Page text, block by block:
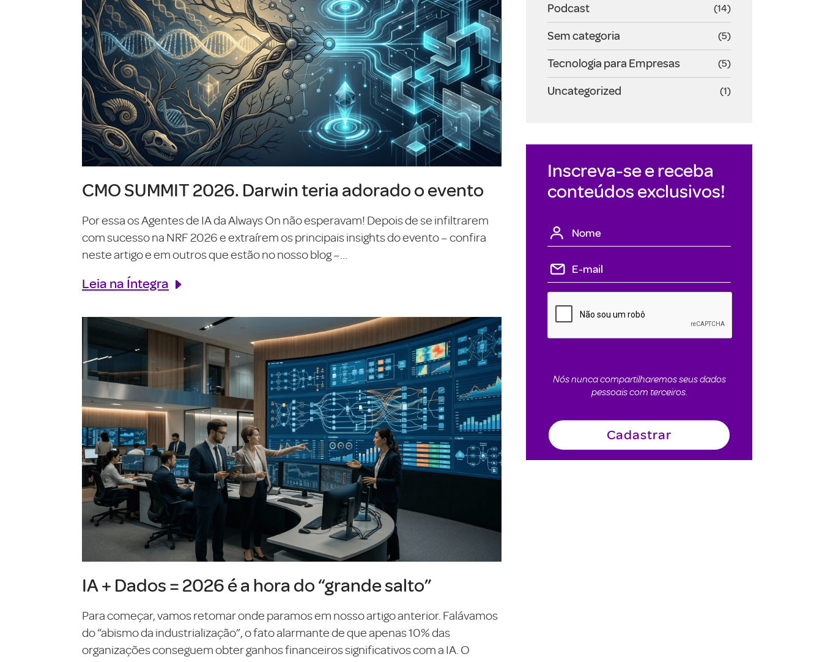
CMO SUMMIT 2026. Darwin teria adorado o evento
Por essa os Agentes de IA da Always On não esperavam! Depois de se infiltrarem
com sucesso na NRF 2026 e extraírem os principais insights do evento – confira
neste artigo e em outros que estão no nosso blog –...
Leia na Íntegra
IA + Dados = 2026 é a hora do “grande salto”
Para começar, vamos retomar onde paramos em nosso artigo anterior. Falávamos
do “abismo da industrialização”, o fato alarmante de que apenas 10% das
organizações conseguem obter ganhos financeiros significativos com a IA. O
Podcast (14)
Sem categoria (5)
Tecnologia para Empresas (5)
Uncategorized (1)
Inscreva-se e receba
conteúdos exclusivos!
Nós nunca compartilharemos seus dados
pessoais com terceiros.